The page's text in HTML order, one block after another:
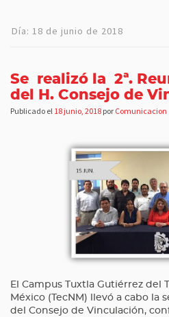
Día: 18 de junio de 2018
Se realizó la 2ª.
del H. Consejo de
Publicado el 18 junio, 2018 por Comunicacion
El Campus Tuxtla Gutiérrez del
México (TecNM) llevó a cabo la
del Consejo de Vinculación,